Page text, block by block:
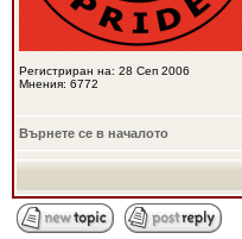
Регистриран на: 28 Сеп 2006
Мнения: 6772
Върнете се в началото